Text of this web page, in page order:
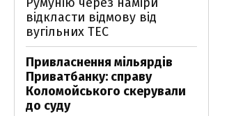
відкласти відмову від
вугільних ТЕС
Привласнення мільярдів
Приватбанку: справу
Коломойського скерували
до суду